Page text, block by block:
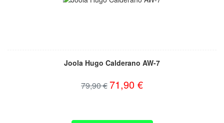
Joola Hugo Calderano AW-7
79,90 € 71,90 €